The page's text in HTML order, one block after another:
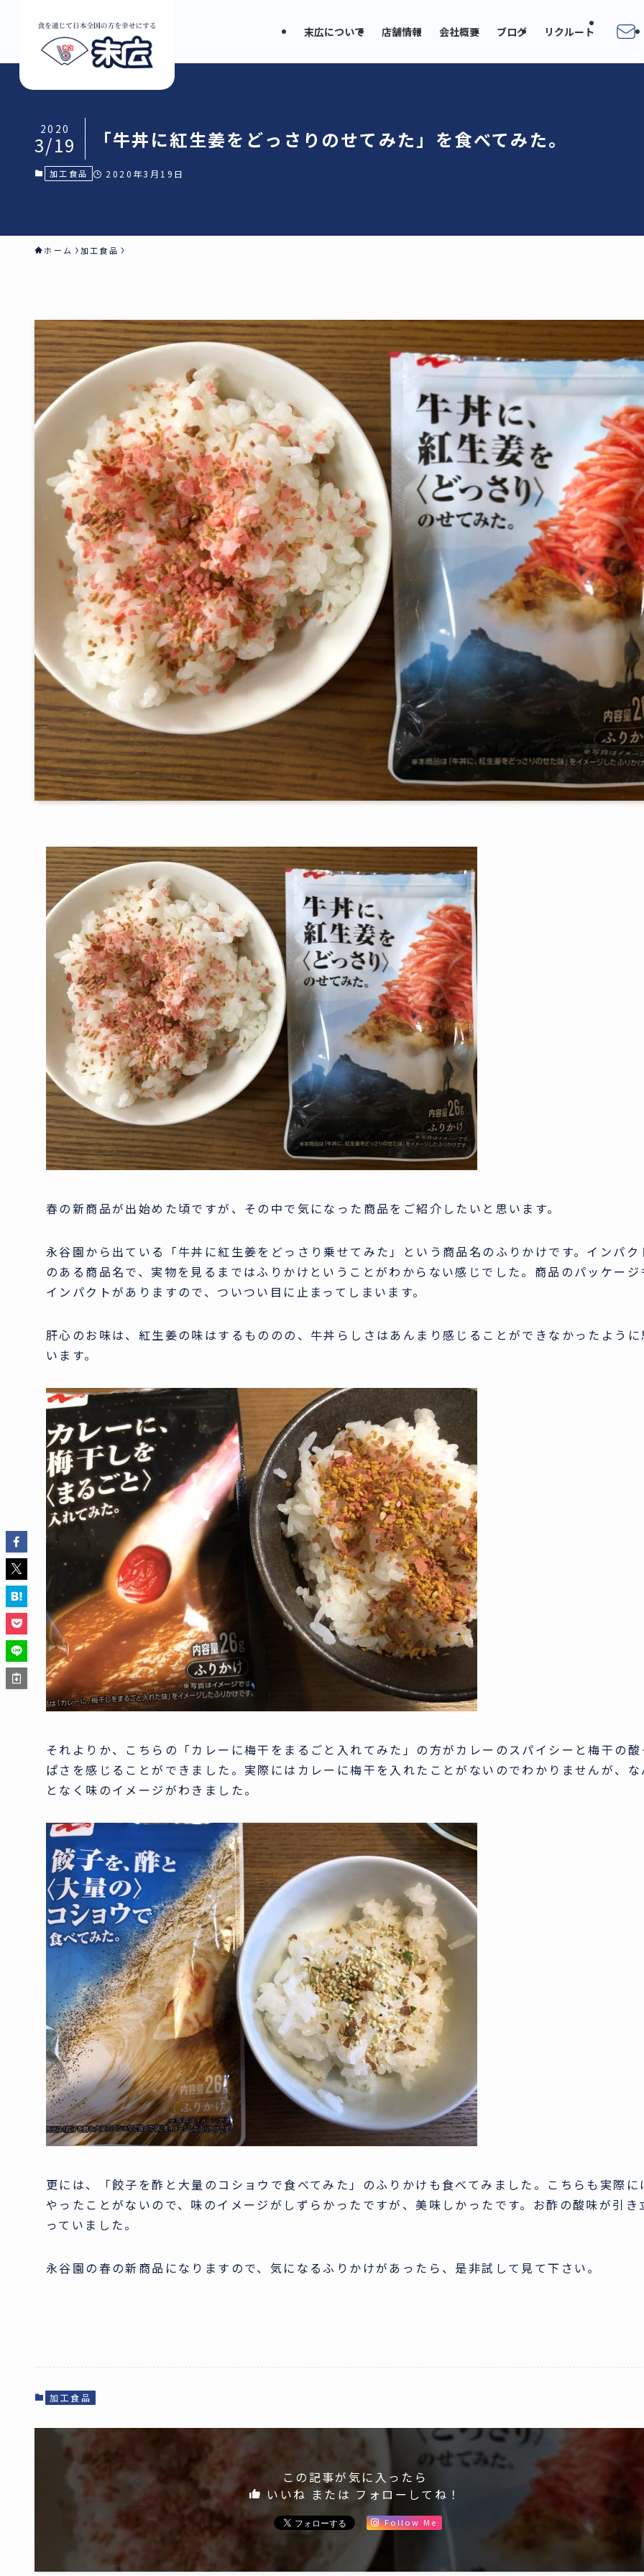
末広について 店舗情報 会社概要 ブログ リクルート
「牛丼に紅生姜をどっさりのせてみた」を食べてみた。
2020
3/19
加工食品 2020年3月19日
ホーム 加工食品
春の新商品が出始めた頃ですが、その中で気になった商品をご紹介したいと思います。
永谷園から出ている「牛丼に紅生姜をどっさり乗せてみた」という商品名のふりかけです。インパク
のある商品名で、実物を見るまではふりかけということがわからない感じでした。商品のパッケージ
インパクトがありますので、ついつい目に止まってしまいます。
肝心のお味は、紅生姜の味はするもののの、牛丼らしさはあんまり感じることができなかったよう
います。
それよりか、こちらの「カレーに梅干をまるごと入れてみた」の方がカレーのスパイシーと梅干の
ぱさを感じることができました。実際にはカレーに梅干を入れたことがないのでわかりませんが、
となく味のイメージがわきました。
更には、「餃子を酢と大量のコショウで食べてみた」のふりかけも食べてみました。こちらも実際に
やったことがないので、味のイメージがしずらかったですが、美味しかったです。お酢の酸味が引き
っていました。
永谷園の春の新商品になりますので、気になるふりかけがあったら、是非試して見て下さい。
加工食品
この記事が気に入ったら
いいね または フォローしてね！
Follow Me